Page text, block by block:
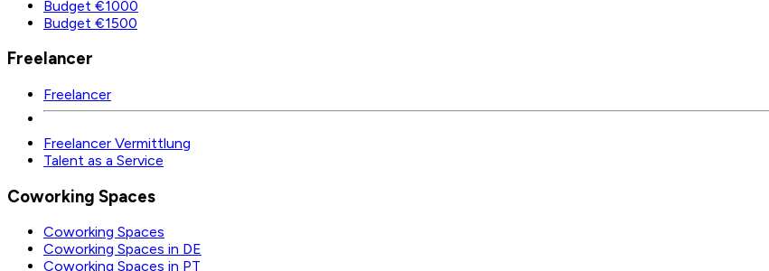
Budget €1000
Budget €1500
Freelancer
Freelancer
Freelancer Vermittlung
Talent as a Service
Coworking Spaces
Coworking Spaces
Coworking Spaces in DE
Coworking Spaces in PT